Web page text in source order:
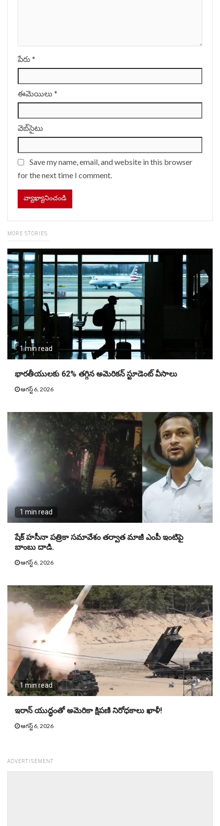
పేరు *
ఈమెయిలు *
వెబ్‌సైటు
Save my name, email, and website in this browser
for the next time I comment.
MORE STORIES
1 min read
భారతీయులకు 62% తగ్గిన అమెరికన్‌ స్టూడెంట్‌ వీసాలు
ఆగస్ట్ 6, 2026
1 min read
షేక్ హసీనా పత్రికా సమావేశం తర్వాత మాజీ ఎంపీ ఇంటిపై
బాంబు దాడి.
ఆగస్ట్ 6, 2026
1 min read
ఇరాన్ యుద్ధంతో అమెరికా క్షిపణి నిరోధకాలు ఖాళీ!
ఆగస్ట్ 6, 2026
ADVERTISEMENT